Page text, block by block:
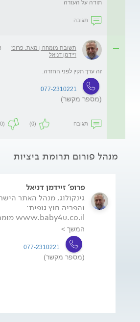
תודה על העזרה
תגובה
תשובת מומחה | מאת: פרופ'
זיידמן דניאל
זה ערך תקין לפני החזרה.
077-2310221
(מספר מקשר)
תגובה (0)
(0)
מנהל פורום תרומת ביציות
פרופ' זיידמן דניאל
גינקולוג, מנהל האתר
והפריה חוץ גופית:
www.baby4u.co.il מומחה...
המשך >
077-2310221
(מספר מקשר)